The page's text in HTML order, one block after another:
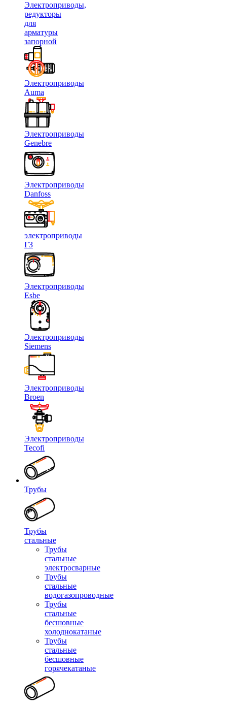
Электроприводы,
редукторы
для
арматуры
запорной
Электроприводы
Auma
Электроприводы
Genebre
Электроприводы
Danfoss
электроприводы
ГЗ
Электроприводы
Esbe
Электроприводы
Siemens
Электроприводы
Broen
Электроприводы
Tecofi
Трубы
Трубы
стальные
Трубы
стальные
электросварные
Трубы
стальные
водогазопроводные
Трубы
стальные
бесшовные
холоднокатаные
Трубы
стальные
бесшовные
горячекатаные